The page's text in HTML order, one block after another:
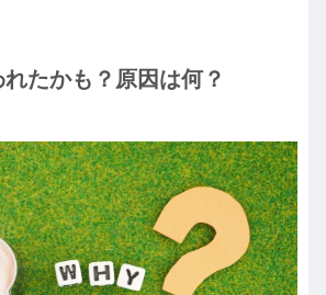
たかも？原因は何？